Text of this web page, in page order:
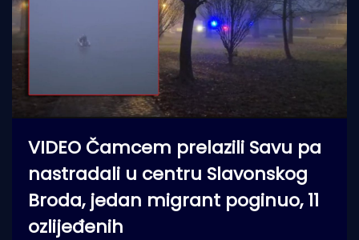
VIDEO Čamcem prelazili Savu pa
nastradali u centru Slavonskog
Broda, jedan migrant poginuo, 11
ozlijeđenih